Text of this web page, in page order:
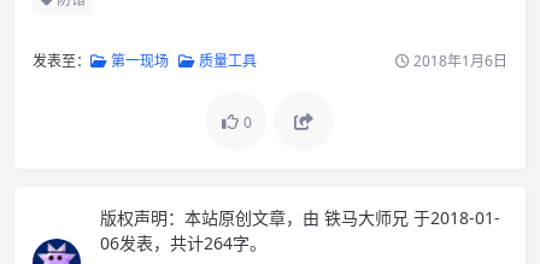
发表至： 第一现场 质量工具 2018年1月6日
0
版权声明： 本站原创文章，由 铁马大师兄 于2018-01-
06发表，共计264字。